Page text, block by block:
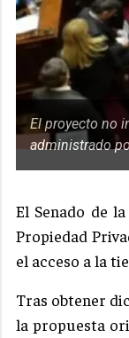
El proyecto no
administrado
El Senado de
Propiedad
el acceso a la
Tras obtener
la propuesta